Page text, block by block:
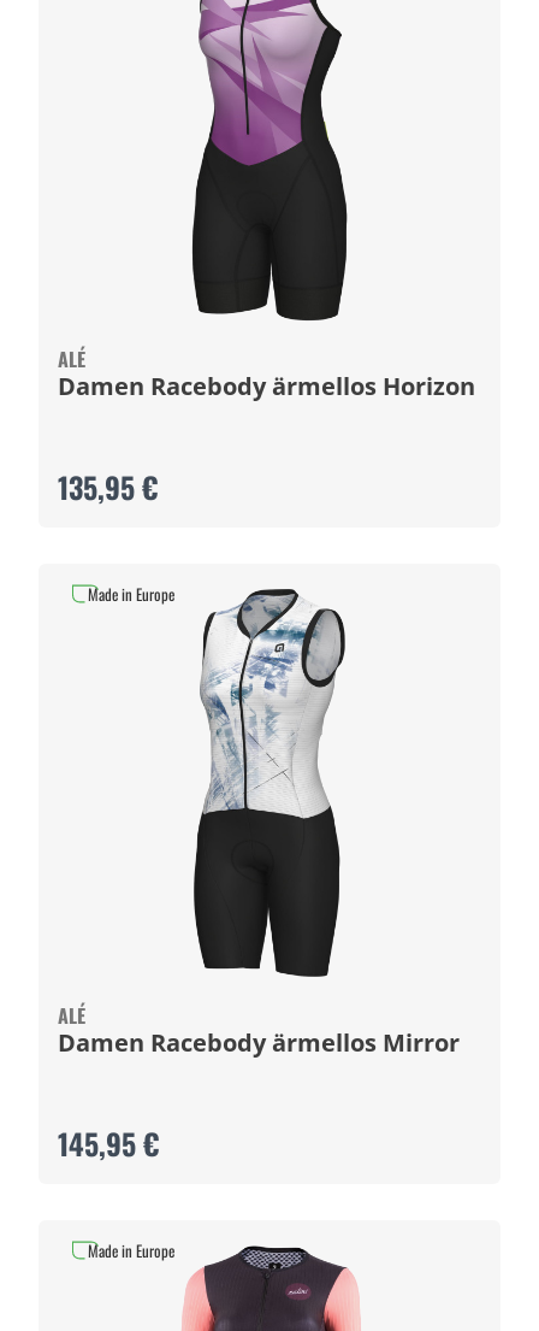
ALÉ
Damen Racebody ärmellos Horizon
135,95 €
ALÉ
Damen Racebody ärmellos Mirror
145,95 €
Made in Europe
Made in Europe